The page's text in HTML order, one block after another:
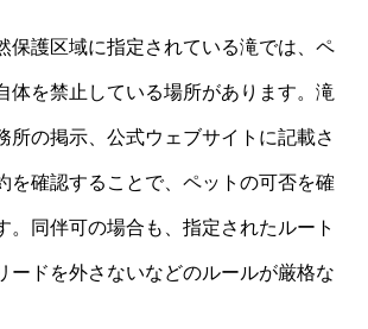
保護区域に指定されている滝では、ペ
体を禁止している場所があります。滝
所の掲示、公式ウェブサイトに記載さ
を確認することで、ペットの可否を確
。同伴可の場合も、指定されたルート
ードを外さないなどのルールが厳格な